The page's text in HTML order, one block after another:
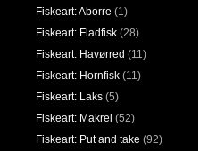
Fiskeart: Aborre (1)
Fiskeart: Fladfisk (28)
Fiskeart: Havørred (11)
Fiskeart: Hornfisk (11)
Fiskeart: Laks (5)
Fiskeart: Makrel (52)
Fiskeart: Put and take (92)